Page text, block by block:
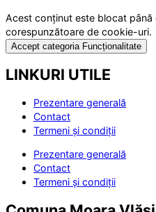
Acest conținut este blocat
corespunzătoare de cookie-uri.
Accept categoria Funcționalitate
LINKURI UTILE
Prezentare generală
Contact
Termeni și condiții
Prezentare generală
Contact
Termeni și condiții